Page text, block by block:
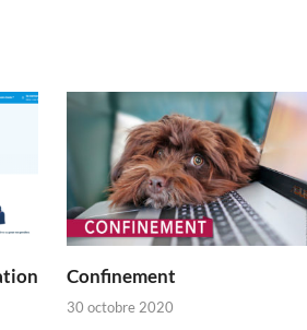
Confinement
30 octobre 2020